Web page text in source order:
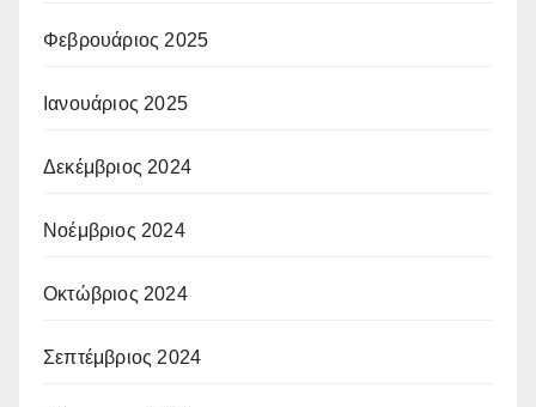
Φεβρουάριος 2025
Ιανουάριος 2025
Δεκέμβριος 2024
Νοέμβριος 2024
Οκτώβριος 2024
Σεπτέμβριος 2024